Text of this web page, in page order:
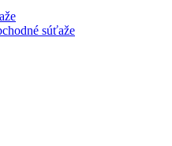
súťaže